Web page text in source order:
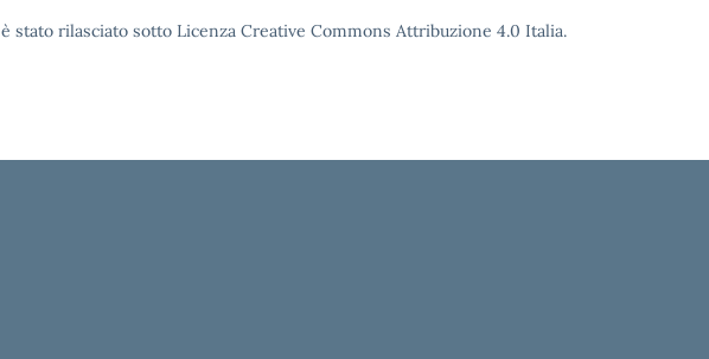
stato rilasciato sotto Licenza Creative Commons Attribuzione 4.0 Italia.